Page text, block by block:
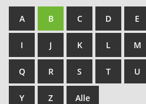
A B C D E
I J K L M
Q R S T U
Y Z Alle